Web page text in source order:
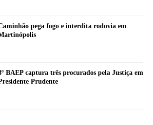
pega fogo e interdita rodovia em
BAEP captura três procurados pela Justiça em
Prudente